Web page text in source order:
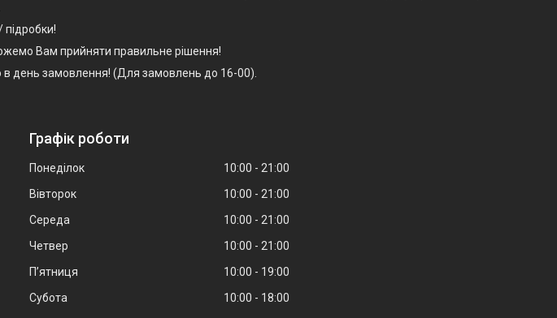
підробки!
Вам прийняти правильне рішення!
в день замовлення! (Для замовлень до 16-00).
Графік роботи
Понеділок 10:00
21:00
Вівторок
10:00
21:00
Середа
10:00
21:00
Четвер
10:00
21:00
Пʼятниця
10:00
19:00
Субота
10:00
18:00